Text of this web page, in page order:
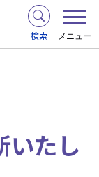
検索 メニュー
いたし